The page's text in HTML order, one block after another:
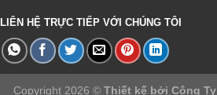
LIÊN HỆ TRỰC TIẾP VỚI CHÚNG TÔI
Copyright 2026 © Thiết kế bởi Công